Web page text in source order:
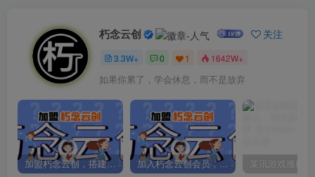
朽念云创 关注
3.3W+ 0 1 1642W+
如果你累了，学会休息，而不是放弃
加盟朽念云创，搭建同款项目资源站，实现日入2000+ 加入朽念云创会员，全站资源免费学习。